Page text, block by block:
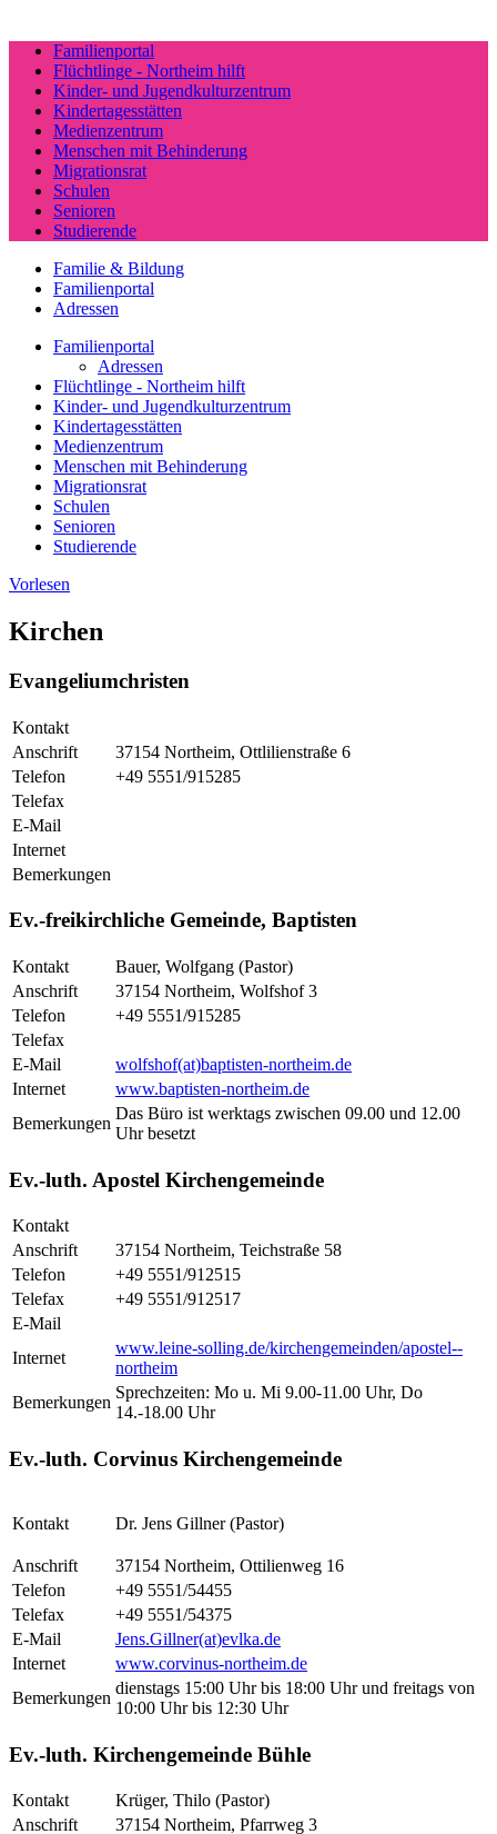
Familienportal
Flüchtlinge - Northeim hilft
Kinder- und Jugendkulturzentrum
Kindertagesstätten
Medienzentrum
Menschen mit Behinderung
Migrationsrat
Schulen
Senioren
Studierende
Familie & Bildung
Familienportal
Adressen
Familienportal
Adressen
Flüchtlinge - Northeim hilft
Kinder- und Jugendkulturzentrum
Kindertagesstätten
Medienzentrum
Menschen mit Behinderung
Migrationsrat
Schulen
Senioren
Studierende
Vorlesen
Kirchen
Evangeliumchristen
Kontakt
Anschrift
37154 Northeim, Ottlilienstraße 6
Telefon
+49 5551/915285
Telefax
E-Mail
Internet
Bemerkungen
Ev.-freikirchliche Gemeinde, Baptisten
Kontakt
Bauer, Wolfgang (Pastor)
Anschrift
37154 Northeim, Wolfshof 3
Telefon
+49 5551/915285
Telefax
E-Mail
wolfshof(at)baptisten-northeim.de
Internet
www.baptisten-northeim.de
Bemerkungen
Das Büro ist werktags zwischen 09.00 und 12.00
Uhr besetzt
Ev.-luth. Apostel Kirchengemeinde
Kontakt
Anschrift
37154 Northeim, Teichstraße 58
Telefon
+49 5551/912515
Telefax
+49 5551/912517
E-Mail
Internet
www.leine-solling.de/kirchengemeinden/apostel--
northeim
Bemerkungen
Sprechzeiten: Mo u. Mi 9.00-11.00 Uhr, Do
14.-18.00 Uhr
Ev.-luth. Corvinus Kirchengemeinde
Kontakt Dr. Jens Gillner (Pastor)
Anschrift
37154 Northeim, Ottilienweg 16
Telefon
+49 5551/54455
Telefax
+49 5551/54375
E-Mail
Jens.Gillner(at)evlka.de
Internet
www.corvinus-northeim.de
Bemerkungen
dienstags 15:00 Uhr bis 18:00 Uhr und freitags von
10:00 Uhr bis 12:30 Uhr
Ev.-luth. Kirchengemeinde Bühle
Kontakt
Krüger, Thilo (Pastor)
Anschrift
37154 Northeim, Pfarrweg 3